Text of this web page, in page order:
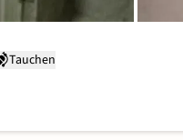
Tauchen